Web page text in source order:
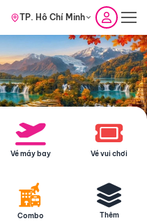
TP. Hồ Chí Minh
Vé máy bay Vé vui chơi
Combo Thêm